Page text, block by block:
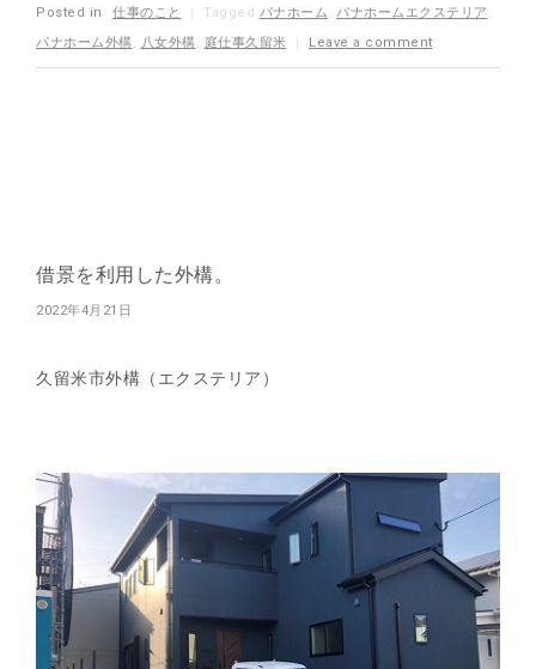
Posted in 仕事のこと Tagged パナホーム, パナホームエクステリア ,
パナホーム外構, 八女外構, 庭仕事久留米 Leave a comment
借景を利用した外構。
2022年4月21日
久留米市外構（エクステリア）